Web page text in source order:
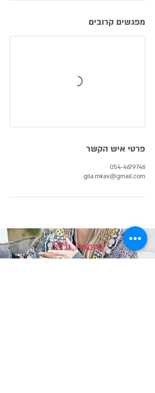
מפגשים קרובים
פרטי איש הקשר
054-4679746
gila.mkav@gmail.com
תתקשרו, נדבר!
054-4679746